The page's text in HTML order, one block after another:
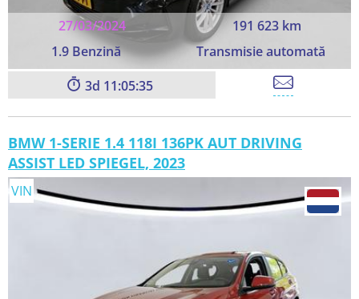
27/03/2024
191 623 km
1.9 Benzină
Transmisie automată
3 11:05:33
BMW 1-SERIE 1.4 118I 136PK AUT DRIVING
ASSIST LED SPIEGEL, 2023
VIN